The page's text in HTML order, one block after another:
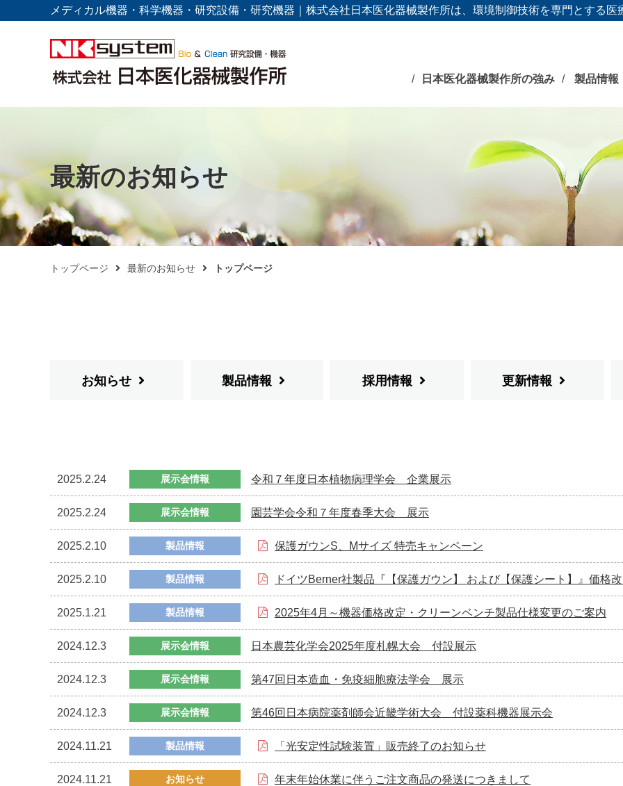
メディカル機器・科学機器・研究設備・研究機器｜株式会社日本医化器械製作所は、環境制御技術を専門とする
日本医化器械製作所の強み 製品情報
最新のお知らせ
トップページ 最新のお知らせ トップページ
お知らせ 製品情報 採用情報 更新情報
2025.2.24 展示会情報 令和７年度日本植物病理学会 企業展示
2025.2.24 展示会情報 園芸学会令和７年度春季大会 展示
2025.2.10 製品情報 保護ガウンS、Mサイズ 特売キャンペーン
2025.2.10 製品情報 ドイツBerner社製品『【保護ガウン】 および【保護シート】』価格
2025.1.21 製品情報 2025年4月～機器価格改定・クリーンベンチ製品仕様変更のご案内
2024.12.3 展示会情報 日本農芸化学会2025年度札幌大会 付設展示
2024.12.3 展示会情報 第47回日本造血・免疫細胞療法学会 展示
2024.12.3 展示会情報 第46回日本病院薬剤師会近畿学術大会 付設薬科機器展示会
2024.11.21 製品情報 「光安定性試験装置」販売終了のお知らせ
2024.11.21 お知らせ 年末年始休業に伴うご注文商品の発送につきまして